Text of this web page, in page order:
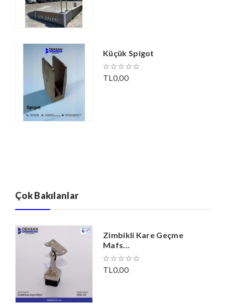
Küçük Spigot
TL0,00
Çok Bakılanlar
Zimbikli Kare Geçme
Mafs...
TL0,00